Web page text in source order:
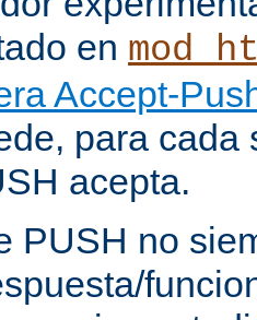
en
Accept-
para cada
acepta.
PUSH no